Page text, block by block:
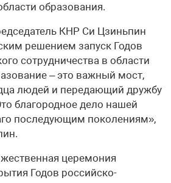
образования.
КНР Си Цзиньпин
решением запуск Годов
сотрудничества в области
– это важный мост,
людей и передающий дружбу
благородное дело нашей
последующим поколениям»,
церемония
Годов российско-